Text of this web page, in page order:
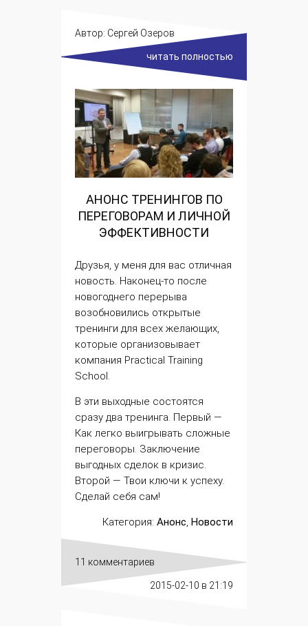
Автор: Сергей Озеров
читать полностью
АНОНС ТРЕНИНГОВ ПО
ПЕРЕГОВОРАМ И ЛИЧНОЙ
ЭФФЕКТИВНОСТИ
Друзья, у меня для вас отличная
новость. Наконец-то после
новогоднего перерыва
возобновились открытые
тренинги для всех желающих,
которые организовывает
компания Practical Training
School.
В эти выходные состоятся
сразу два тренинга. Первый —
Как легко выигрывать сложные
переговоры. Заключение
выгодных сделок в кризис.
Второй — Твои ключи к успеху.
Сделай себя сам!
Категория: Анонс, Новости
11 комментариев
2015-02-10 в 21:19